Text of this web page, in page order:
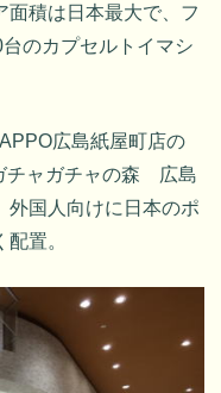
面積は日本最大で、フ
のカプセルトイマシ
広島紙屋町店の
チャガチャの森 広島
外国人向けに日本のポ
置。